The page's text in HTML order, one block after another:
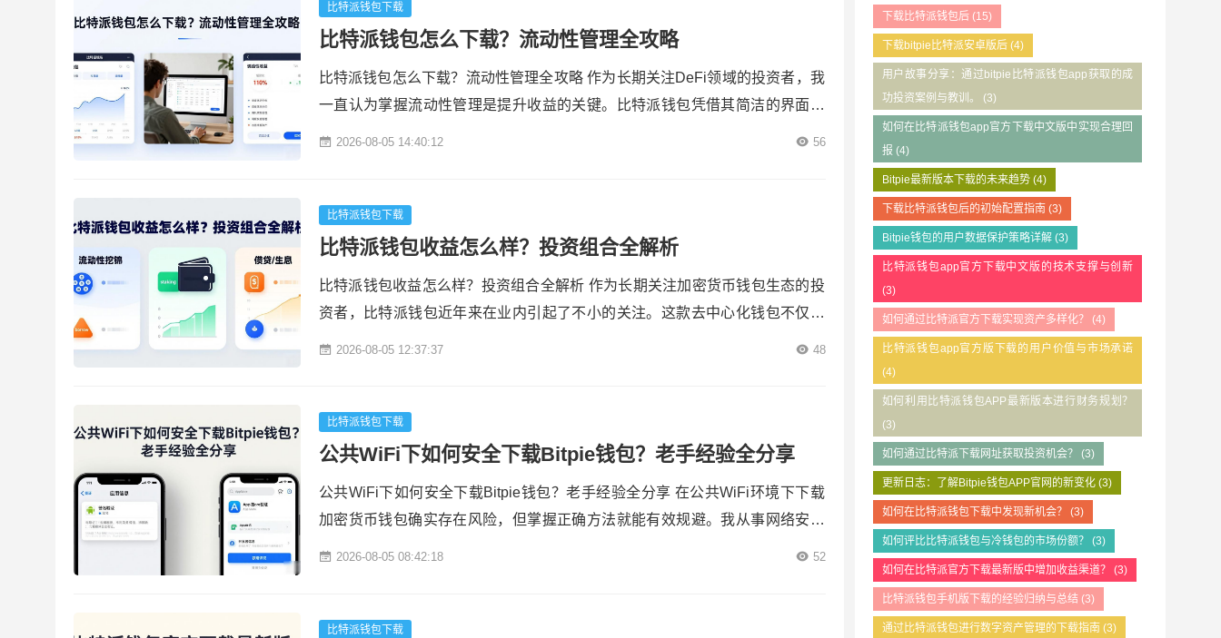
要的一点。Bi...
比特派钱包下载
比特派钱包怎么下载？流动性管理全攻略
比特派钱包怎么下载？流动性管理全攻略 作为长期关注DeFi领域的投资者，我
一直认为掌握流动性管理是提升收益的关键。比特派钱包凭借其简洁的界面和
可以管理ETH、BNB、TRX等多个链上...
2026-08-05 14:40:12 56
比特派钱包下载
比特派钱包收益怎么样？投资组合全解析
比特派钱包收益怎么样？投资组合全解析 作为长期关注加密货币钱包生态的投
资者，比特派钱包近年来在业内引起了不小的关注。这款去中心化钱包不仅支
以太坊以及各类主流代币。平台整合了多...
2026-08-05 12:37:37 48
比特派钱包下载
公共WiFi下如何安全下载Bitpie钱包？老手经验全分享
公共WiFi下如何安全下载Bitpie钱包？老手经验全分享 在公共WiFi环境下下载
加密货币钱包确实存在风险，但掌握正确方法就能有效规避。我从事网络安全
写正确，避免点击搜索引...
2026-08-05 08:42:18 52
比特派钱包下载
下载比特派钱包后(15)
下载bitpie比特派安卓版后(4)
用户故事分享：通过bitpie比特派钱包app获取的成
功投资案例与教训。
(3)
如何在比特派钱包app官方下载中文版中实现合理回
报 (4)
Bitpie最新版本下载的未来趋势(4)
下载比特派钱包后的初始配置指南(3)
Bitpie钱包的用户数据保护策略详解(3)
比特派钱包app官方下载中文版的技术支撑与创新
(3)
如何通过比特派官方下载实现资产多样化？ (4)
比特派钱包app官方版下载的用户价值与市场承诺
(4)
如何利用比特派钱包APP最新版本进行财务规划？
(3)
如何通过比特派下载网址获取投资机会？ (3)
更新日志：了解Bitpie钱包APP官网的新变化(3)
如何在比特派钱包下载中发现新机会？ (3)
如何评比比特派钱包与冷钱包的市场份额？ (3)
如何在比特派官方下载最新版中增加收益渠道？ (3)
比特派钱包手机版下载的经验归纳与总结(3)
通过比特派钱包进行数字资产管理的下载指南 (3)